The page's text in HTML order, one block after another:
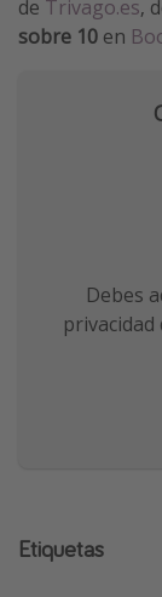
de Trivago.es,
sobre 10 en
Debes
Etiquetas